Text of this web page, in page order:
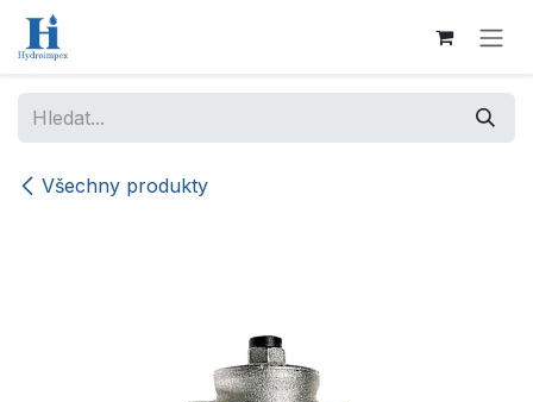
Přejít na obsah
Všechny produkty